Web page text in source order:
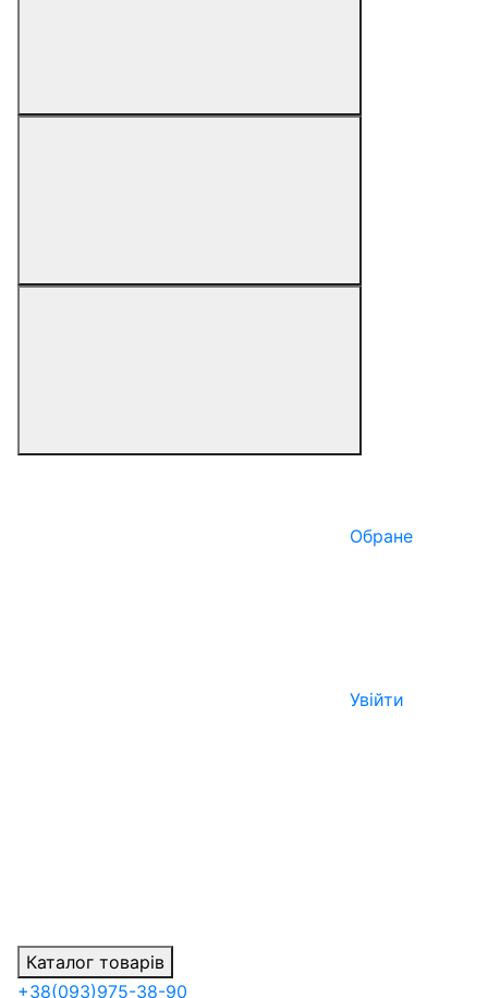
Обране
Увійти
Каталог товарів
+38(093)975-38-90